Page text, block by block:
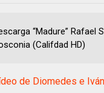
“Madure” Rafael
(Califdad HD)
de Diomedes e